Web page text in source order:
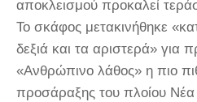
αποκλεισμού προκαλεί
Το σκάφος μετακινήθηκε
δεξιά και τα αριστερά» για
«Ανθρώπινο λάθος» η πιο
προσάραξης του πλοίου Νέα